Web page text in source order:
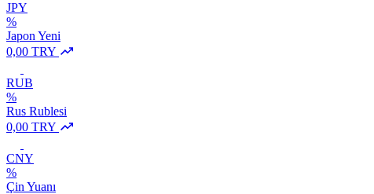
JPY
%
Japon Yeni
0,00 TRY
RUB
%
Rus Rublesi
0,00 TRY
CNY
%
Çin Yuanı